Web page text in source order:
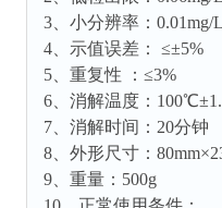
3、小分辨率：0.01mg/
4、示值误差： ≤±5%
5、重复性 ：≤3%
6、消解温度：
7、消解时间：20分钟
8、外形尺寸：
9、重量：500g